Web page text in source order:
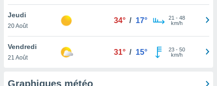
et que
Jeudi
20 Août
34° / 17° 21 - 48
km/h
Vendredi
21 Août
31° / 15° 23- 50
km/h
Graphiques météo